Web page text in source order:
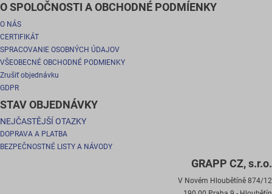
O SPOLOČNOSTI A OBCHODNÉ PODMÍENKY
O NÁS
CERTIFIKÁT
SPRACOVANIE OSOBNÝCH ÚDAJOV
VŠEOBECNÉ OBCHODNÉ PODMIENKY
Zrušiť objednávku
GDPR
STAV OBJEDNÁVKY
NEJČASTĚJŠÍ OTAZKY
DOPRAVA A PLATBA
BEZPEČNOSTNÉ LISTY A NÁVODY
GRAPP CZ, s.r.o.
V Novém Hloubětíně 874/12